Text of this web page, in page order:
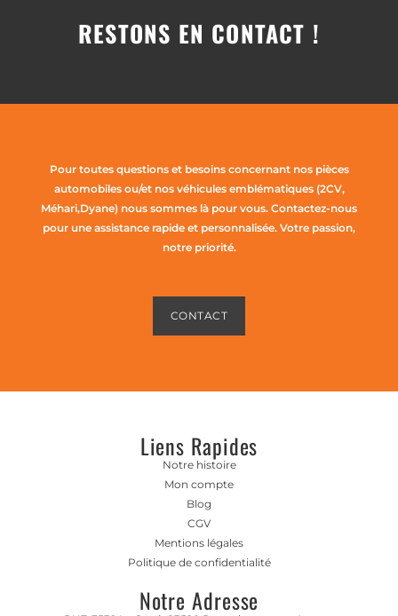
RESTONS EN CONTACT !
Pour toutes questions et besoins concernant nos pièces
automobiles ou/et nos véhicules emblématiques (2CV,
Méhari,Dyane) nous sommes là pour vous. Contactez-nous
pour une assistance rapide et personnalisée. Votre passion,
notre priorité.
CONTACT
Liens Rapides
Notre histoire
Mon compte
Blog
CGV
Mentions légales
Politique de confidentialité
Notre Adresse